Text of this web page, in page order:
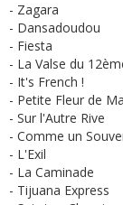
- Zagara
- Dansadoudou
- Fiesta
- La Valse du
- It's French !
- Petite Fleur de
- Sur l'Autre Rive
- Comme un
- L'Exil
- La Caminade
- Tijuana Express